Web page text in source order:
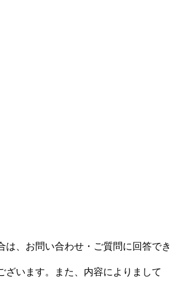
、お問い合わせ・ご質問に回答でき
います。また、内容によりまして